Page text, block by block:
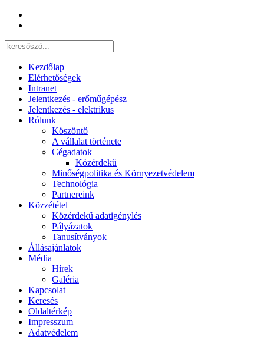
Kezdőlap
Elérhetőségek
Intranet
Jelentkezés - erőműgépész
Jelentkezés - elektrikus
Rólunk
Köszöntő
A vállalat története
Cégadatok
Közérdekű
Minőségpolitika és Környezetvédelem
Technológia
Partnereink
Közzététel
Közérdekű adatigénylés
Pályázatok
Tanusítványok
Állásajánlatok
Média
Hírek
Galéria
Kapcsolat
Keresés
Oldaltérkép
Impresszum
Adatvédelem